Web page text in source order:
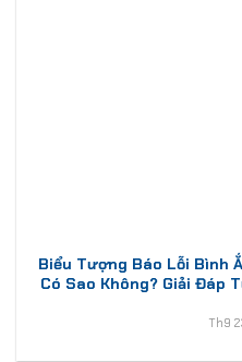
Biểu Tượng Báo Lỗi Bình
Có Sao Không? Giải Đáp
Th9